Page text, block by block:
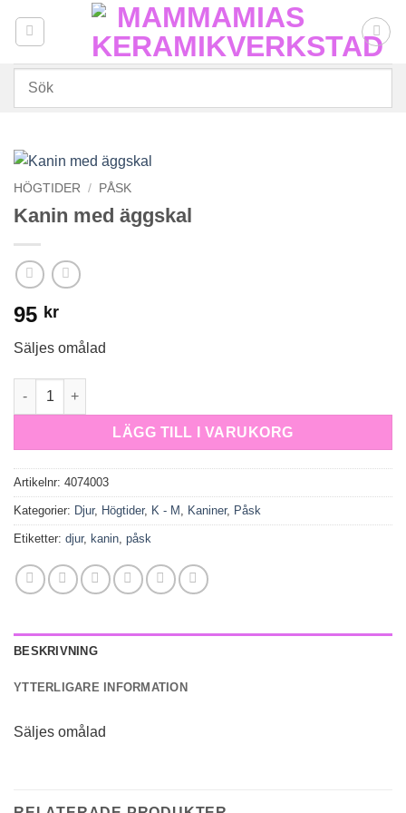
HÖGTIDER / PÅSK
Kanin med äggskal
95 kr
Säljes omålad
Kanin med äggskal mängd
LÄGG TILL I VARUKORG
Artikelnr: 4074003
Kategorier: Djur, Högtider, K - M , Kaniner, Påsk
Etiketter: djur, kanin, påsk
BESKRIVNING
YTTERLIGARE INFORMATION
Säljes omålad